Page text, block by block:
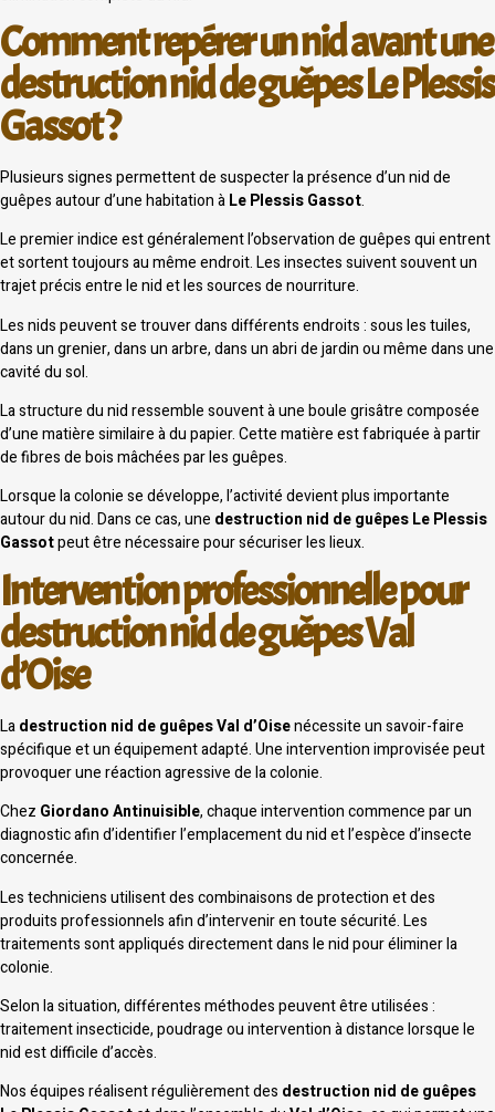
Comment repérer un nid avant une
destruction nid de guêpes Le Plessis
Gassot ?
Plusieurs signes permettent de suspecter la présence d’un nid de
guêpes autour d’une habitation àLe Plessis Gassot.
Le premier indice est généralement l’observation de guêpes qui entrent
et sortent toujours au même endroit. Les insectes suivent souvent un
trajet précis entre le nid et les sources de nourriture.
Les nids peuvent se trouver dans différents endroits : sous les tuiles,
dans un grenier, dans un arbre, dans un abri de jardin ou même dans une
cavité du sol.
La structure du nid ressemble souvent à une boule grisâtre composée
d’une matière similaire à du papier. Cette matière est fabriquée à partir
de fibres de bois mâchées par les guêpes.
Lorsque la colonie se développe, l’activité devient plus importante
autour du nid. Dans ce cas, une destruction nid de guêpes Le Plessis
Gassotpeut être nécessaire pour sécuriser les lieux.
Intervention professionnelle pour
destruction nid de guêpes Val
d’Oise
Ladestruction nid de guêpes Val d’Oisenécessite un savoir-faire
spécifique et un équipement adapté. Une intervention improvisée peut
provoquer une réaction agressive de la colonie.
Chez Giordano Antinuisible, chaque intervention commence par un
diagnostic afin d’identifier l’emplacement du nid et l’espèce d’insecte
concernée.
Les techniciens utilisent des combinaisons de protection et des
produits professionnels afin d’intervenir en toute sécurité. Les
traitements sont appliqués directement dans le nid pour éliminer la
colonie.
Selon la situation, différentes méthodes peuvent être utilisées :
traitement insecticide, poudrage ou intervention à distance lorsque le
nid est difficile d’accès.
Nos équipes réalisent régulièrement des destruction nid de guêpes